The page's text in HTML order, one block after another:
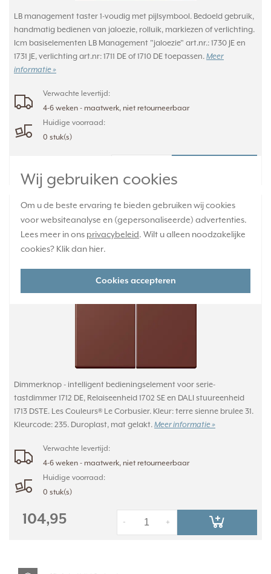
Wij gebruiken cookies
Om u de beste ervaring te bieden gebruiken wij cookies
voor websiteanalyse en (gepersonaliseerde) advertenties.
Lees meer in ons privacybeleid. Wilt u alleen noodzakelijke
cookies? Klik dan hier.
Cookies accepteren
LB management taster 1-voudig met pijlsymbool. Bedoeld gebruik,
handmatig bedienen van jaloezie, rolluik, markiezen of verlichting.
Icm basiselementen LB Management "jaloezie" art.nr.: 1730 JE en
1731 JE, verlichting art.nr: 1711 DE of 1710 DE toepassen. Meer
informatie »
Verwachte levertijd:
4-6 weken - maatwerk, niet retourneerbaar
Huidige voorraad:
0 stuk(s)
JUNG dimmerknop 2-voudig serietastdimmer
Les Couleurs terre sienne brulee 31 235 (LC
1702 235)
Dimmerknop - intelligent bedieningselement voor serie-
tastdimmer 1712 DE, Relaiseenheid 1702 SE en DALI stuureenheid
1713 DSTE. Les Couleurs® Le Corbusier. Kleur: terre sienne brulee 31.
Kleurcode: 235. Duroplast, mat gelakt. Meer informatie »
Verwachte levertijd:
4-6 weken - maatwerk, niet retourneerbaar
Huidige voorraad:
0 stuk(s)
104,95 +
-